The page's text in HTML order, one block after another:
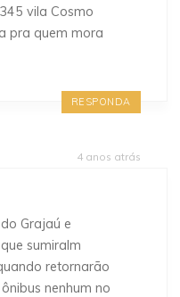
vila Cosmo
pra quem mora
RESPONDA
4 anos atrás
Grajaú e
sumiralm
retornarão
nenhum no